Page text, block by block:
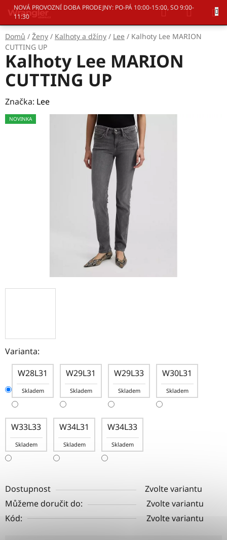
Přejít
obsah
NOVÁ PROVOZNÍ DOBA PRODEJNY: PO-PÁ 10:00-15:00, SO 9:00-
11:30
Hledat
KOŠÍK
Domů / Ženy / Kalhoty a džíny / Lee / Kalhoty Lee MARION
CUTTING UP
Varianta:
W28L31
Skladem
W29L31
Skladem
W29L33
Skladem
W30L31
Skladem
W33L33
Skladem
W34L31
Skladem
W34L33
Skladem
Dostupnost
Zvolte variantu
Můžeme doručit do:
Zvolte variantu
Kód:
Zvolte variantu
Kalhoty Lee MARION
CUTTING UP
Značka: Lee
NOVINKA